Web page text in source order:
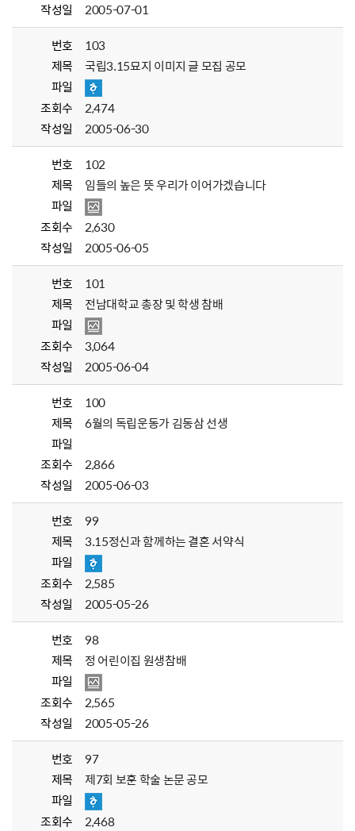
작성일
2005-07-01
번호
103
제목
국립3.15묘지 이미지 글 모집 공모
파일
조회수
2,474
작성일
2005-06-30
번호
102
제목
임들의 높은 뜻 우리가 이어가겠습니다
파일
조회수
2,630
작성일
2005-06-05
번호
101
제목
전남대학교 총장 및 학생 참배
파일
조회수
3,064
작성일
2005-06-04
번호
100
제목
6월의 독립운동가 김동삼 선생
파일
조회수
2,866
작성일
2005-06-03
번호
99
제목
3.15정신과 함께하는 결혼 서약식
파일
조회수
2,585
작성일
2005-05-26
번호
98
제목
정 어린이집 원생참배
파일
조회수
2,565
작성일
2005-05-26
번호
97
제목
제7회 보훈 학술 논문 공모
파일
조회수
2,468